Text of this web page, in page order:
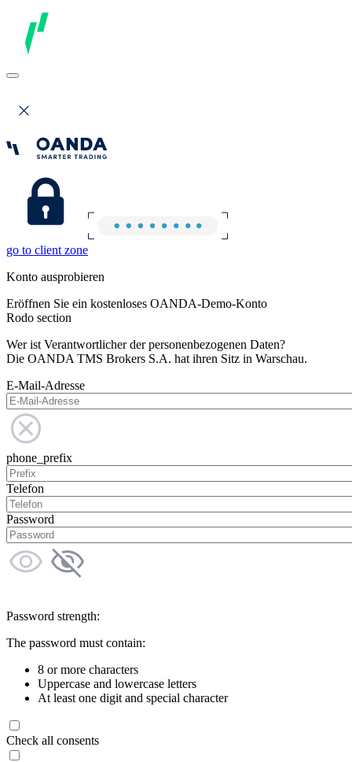
go to client zone
Konto ausprobieren
Eröffnen Sie ein kostenloses OANDA-Demo-Konto
Rodo section
Wer ist Verantwortlicher der personenbezogenen Daten?
Die OANDA TMS Brokers S.A. hat ihren Sitz in Warschau.
E-Mail-Adresse
phone_prefix
Telefon
Password
Password strength:
The password must contain:
8 or more characters
Uppercase and lowercase letters
At least one digit and special character
Check all consents